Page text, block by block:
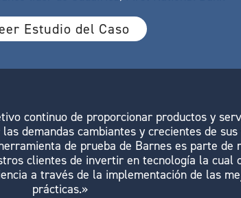
Estudio del Caso
continuo de proporcionar productos y
demandas cambiantes y crecientes de
de prueba de Barnes es parte de
clientes de invertir en tecnología la cual
a través de la implementación de las
prácticas.»